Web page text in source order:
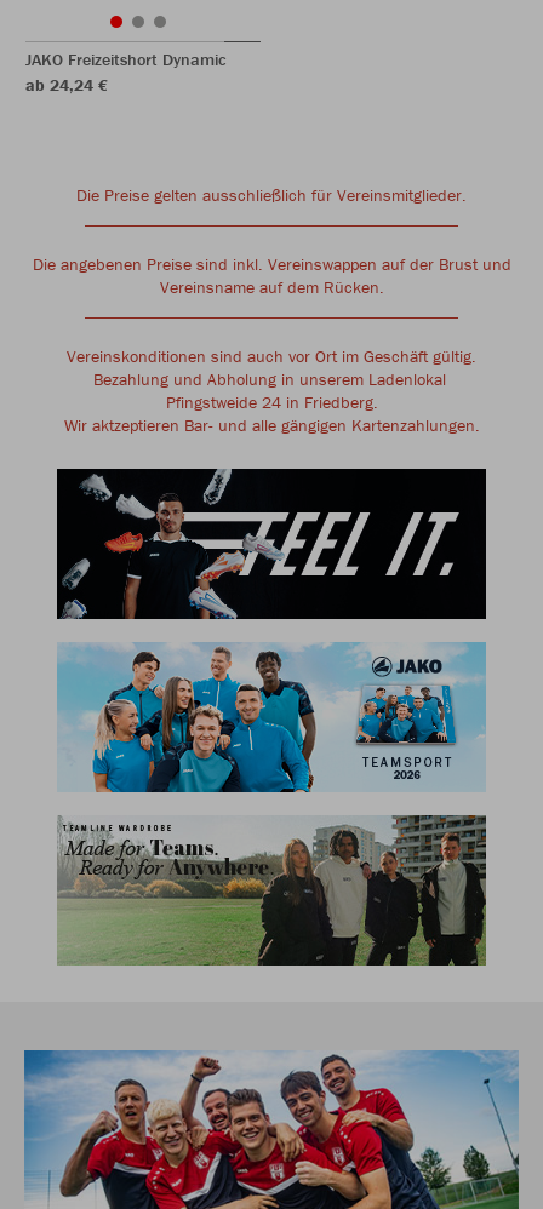
JAKO Freizeitshort Dynamic
ab 24,24 €
Die Preise gelten ausschließlich für Vereinsmitglieder.
Die angebenen Preise sind inkl. Vereinswappen auf der Brust und
Vereinsname auf dem Rücken.
Vereinskonditionen sind auch vor Ort im Geschäft gültig.
Bezahlung und Abholung in unserem Ladenlokal
Pfingstweide 24 in Friedberg.
Wir aktzeptieren Bar- und alle gängigen Kartenzahlungen.